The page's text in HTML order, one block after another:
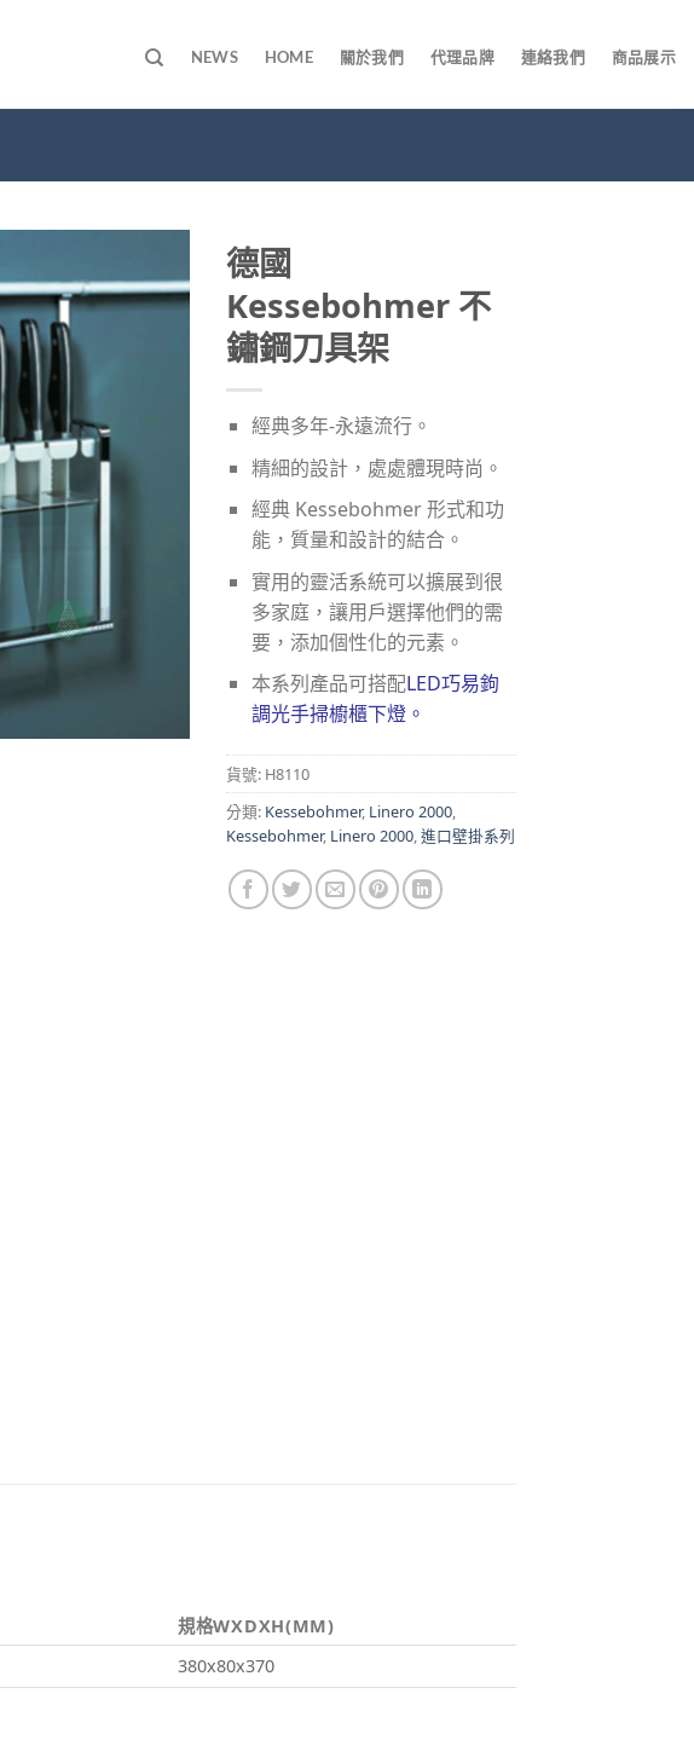
NEWS HOME 關於我們 代理品牌 連絡我們 商品展示
德國
Kessebohmer 不
鏽鋼刀具架
經典多年-永遠流行。
精細的設計，處處體現時尚。
經典 Kessebohmer 形式和功
能，質量和設計的結合。
實用的靈活系統可以擴展到很
多家庭，讓用戶選擇他們的需
要，添加個性化的元素。
本系列產品可搭配LED巧易鉤
調光手掃櫥櫃下燈。
貨號: H8110
分類: Kessebohmer, Linero 2000,
Kessebohmer, Linero 2000,進口壁掛系列
規格WXDXH(MM)
380x80x370